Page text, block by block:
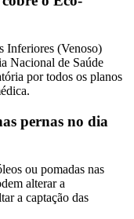
Inferiores (Venoso)
Nacional de Saúde
por todos os planos
pernas no dia
ou pomadas nas
alterar a
a captação das